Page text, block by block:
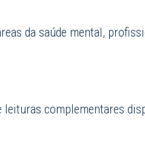
da saúde mental,
leituras complementares